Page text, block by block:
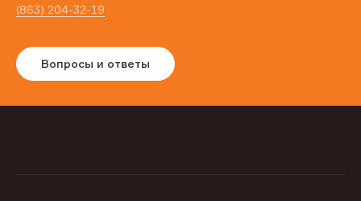
(863) 204-32-19
Вопросы и ответы